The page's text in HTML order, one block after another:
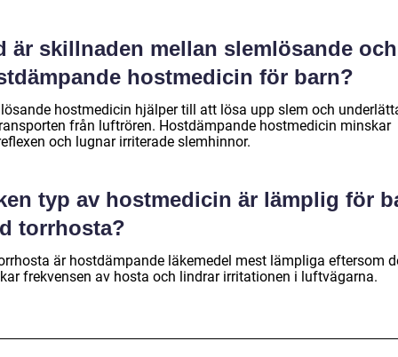
är skillnaden mellan slemlösande och
hostmedicin för barn?
hostmedicin hjälper till att lösa upp slem och
från luftrören. Hostdämpande hostmedicin minskar
och lugnar irriterade slemhinnor.
typ av hostmedicin är lämplig för
torrhosta?
är hostdämpande läkemedel mest lämpliga eftersom
frekvensen av hosta och lindrar irritationen i luftvägarna.